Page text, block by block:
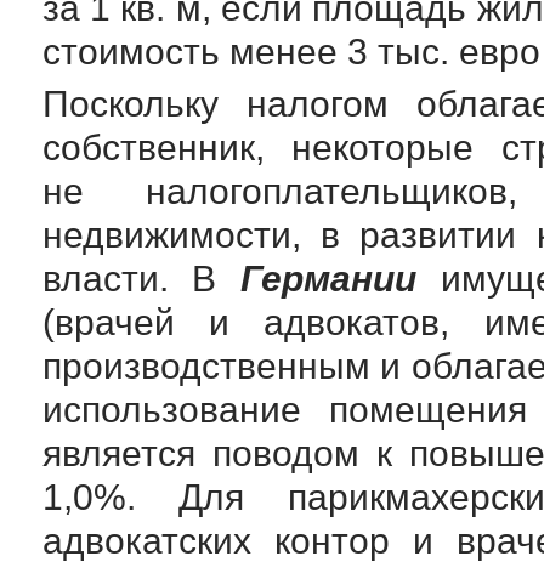
за 1 кв. м, если площадь
стоимость менее 3 тыс.
Поскольку налогом
собственник, некоторые
не
недвижимости, в развитии
власти. ВГермании
(врачей и адвокатов,
производственным и
использование
является поводом к
1,0%. Для
адвокатских контор и